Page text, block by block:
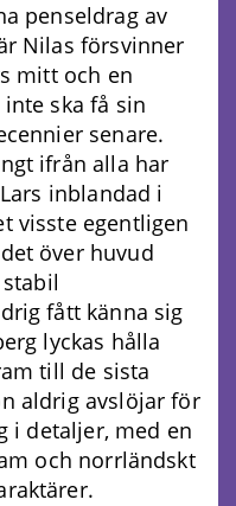
penseldrag av
Nilas försvinner
mitt och en
ska få sin
senare.
ifrån alla har
inblandad i
visste egentligen
över huvud
fått känna sig
lyckas hålla
till de sista
aldrig avslöjar för
i detaljer, med en
och norrländskt